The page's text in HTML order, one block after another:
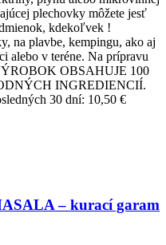
plechovky môžete jesť
kdekoľvek !
na plavbe, kempingu, ako aj
alebo v teréne. Na prípravu
OBSAHUJE 100
INGREDIENCIÍ.
30 dní: 10,50 €
– kurací garam